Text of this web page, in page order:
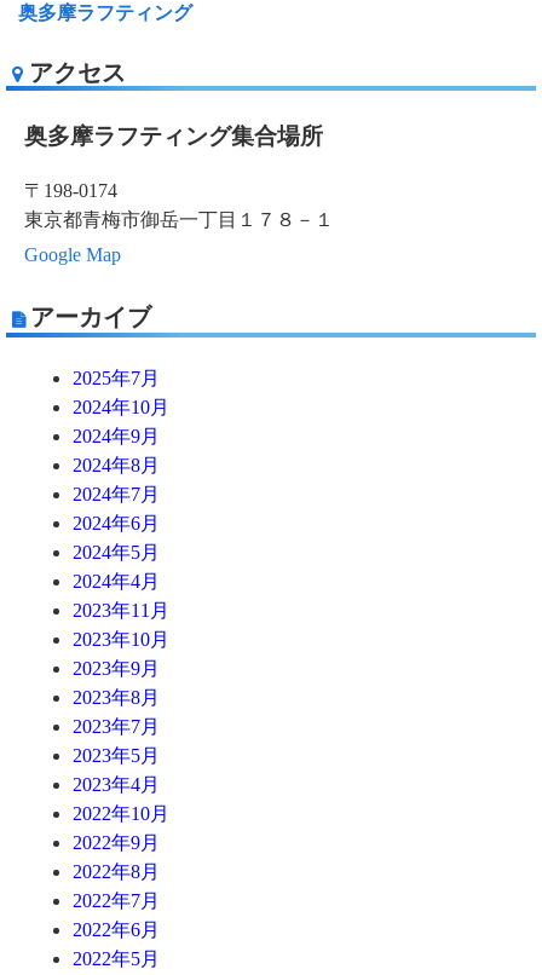
奥多摩ラフティング
アクセス
奥多摩ラフティング集合場所
〒198-0174
東京都青梅市御岳一丁目１７８－１
Google Map
アーカイブ
2025年7月
2024年10月
2024年9月
2024年8月
2024年7月
2024年6月
2024年5月
2024年4月
2023年11月
2023年10月
2023年9月
2023年8月
2023年7月
2023年5月
2023年4月
2022年10月
2022年9月
2022年8月
2022年7月
2022年6月
2022年5月